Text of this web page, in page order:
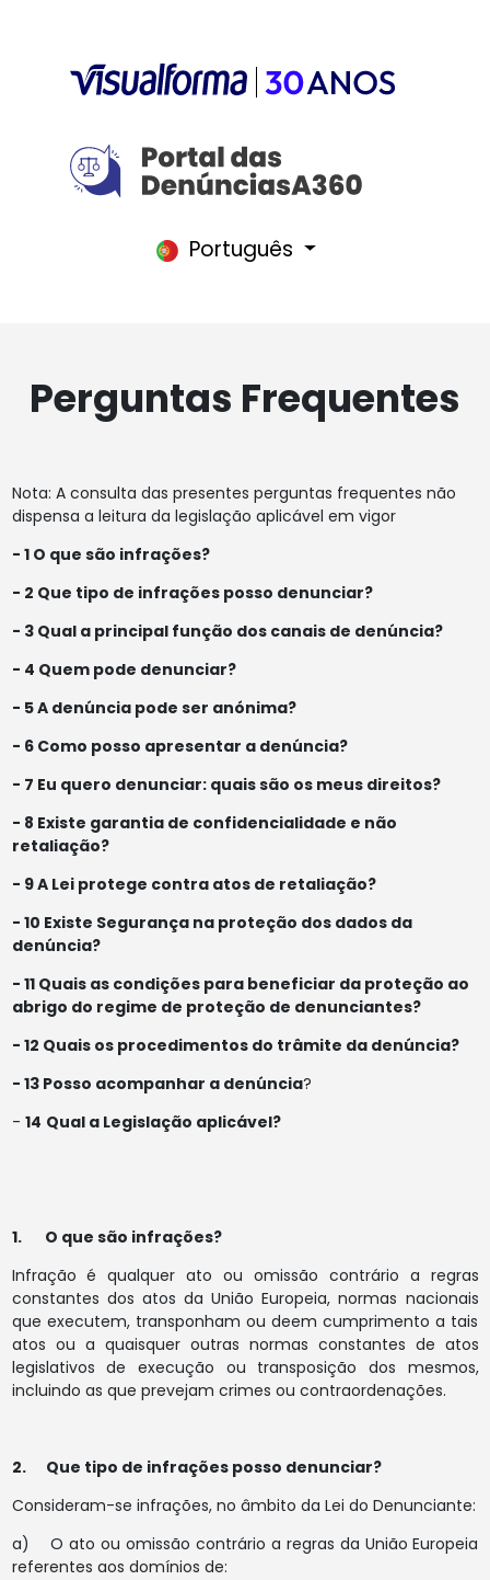
Português
Perguntas Frequentes
Nota: A consulta das presentes perguntas frequentes não
dispensa a leitura da legislação aplicável em vigor
- 1 O que são infrações?
- 2 Que tipo de infrações posso denunciar?
- 3 Qual a principal função dos canais de denúncia?
- 4 Quem pode denunciar?
- 5 A denúncia pode ser anónima?
- 6 Como posso apresentar a denúncia?
- 7 Eu quero denunciar: quais são os meus direitos?
- 8 Existe garantia de confidencialidade e não
retaliação?
- 9 A Lei protege contra atos de retaliação?
- 10 Existe Segurança na proteção dos dados da
denúncia?
- 11 Quais as condições para beneficiar da proteção ao
abrigo do regime de proteção de denunciantes?
- 12 Quais os procedimentos do trâmite da denúncia?
- 13 Posso acompanhar a denúncia?
- 14 Qual a Legislação aplicável?
1. O que são infrações?
Infração é qualquer ato ou omissão contrário a regras
constantes dos atos da União Europeia, normas nacionais
que executem, transponham ou deem cumprimento a tais
atos ou a quaisquer outras normas constantes de atos
legislativos de execução ou transposição dos mesmos,
incluindo as que prevejam crimes ou contraordenações.
2. Que tipo de infrações posso denunciar?
Consideram-se infrações, no âmbito da Lei do Denunciante:
a) O ato ou omissão contrário a regras da União Europeia
referentes aos domínios de: